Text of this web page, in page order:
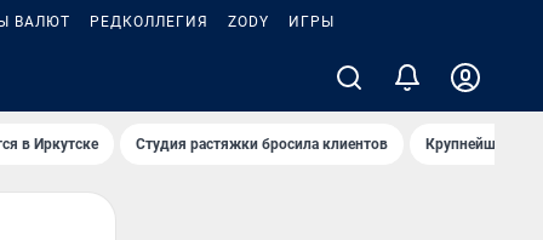
ВАЛЮТ РЕДКОЛЛЕГИЯ ZODY ИГРЫ
в Иркутске Студия растяжки бросила клиентов Крупнейшие